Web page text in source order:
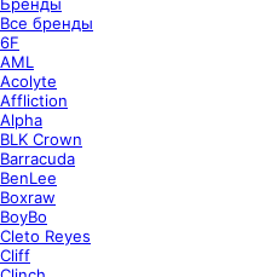
Все бренды
6F
AML
Acolyte
Affliction
Alpha
BLK Crown
Barracuda
BenLee
Boxraw
BoyBo
Cleto Reyes
Cliff